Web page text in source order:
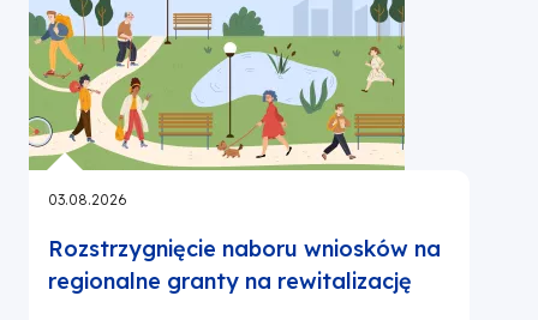
03.08.2026
Rozstrzygnięcie naboru wniosków na
regionalne granty na rewitalizację